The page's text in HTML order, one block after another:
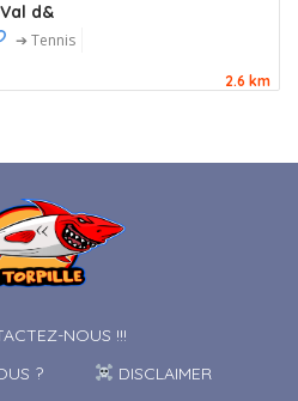
d&
➔ Tennis
2.6 km
NOUS !!!
?
DISCLAIMER